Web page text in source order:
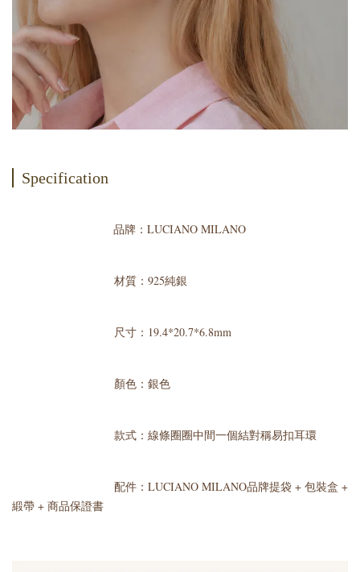
Specification
品牌：LUCIANO MILANO
材質：925純銀
尺寸：19.4*20.7*6.8mm
顏色：銀色
款式：線條圈圈中間一個結對稱易扣耳環
配件：LUCIANO MILANO品牌提袋 + 包裝盒 +
緞帶 + 商品保證書